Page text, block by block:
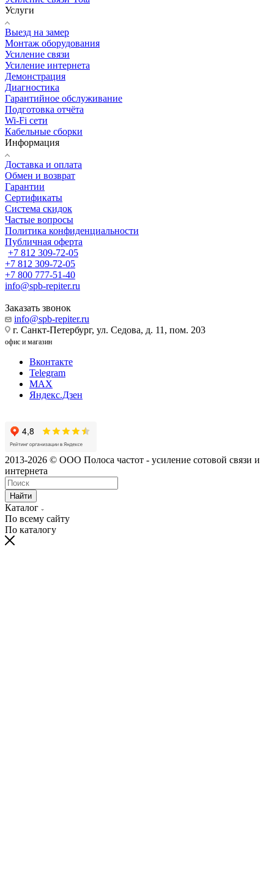
Услуги
Выезд на замер
Монтаж оборудования
Усиление связи
Усиление интернета
Демонстрация
Диагностика
Гарантийное обслуживание
Подготовка отчёта
Wi-Fi сети
Кабельные сборки
Информация
Доставка и оплата
Обмен и возврат
Гарантии
Сертификаты
Система скидок
Частые вопросы
Политика конфиденциальности
Публичная оферта
+7 812 309-72-05
+7 812 309-72-05
+7 800 777-51-40
info@spb-repiter.ru
Заказать звонок
info@spb-repiter.ru
г. Санкт-Петербург, ул. Седова, д. 11, пом. 203
офис и магазин
Вконтакте
Telegram
MAX
Яндекс.Дзен
2013-2026 © ООО Полоса частот - усиление сотовой связи и
интернета
Найти
Каталог
По всему сайту
По каталогу